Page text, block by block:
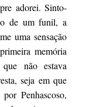
adorei. Sinto-
de um funil, a
uma sensação
memória
não estava
seja em que
Penhascoso,